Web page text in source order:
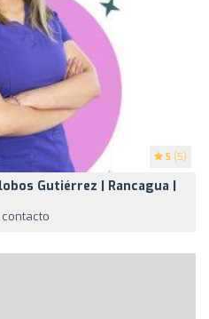
5 (5)
Gutiérrez | Rancagua |